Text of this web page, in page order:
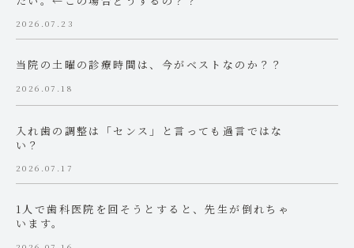
2026.07.23
当院の土曜の診療時間は、今がベストなのか？？
2026.07.18
入れ歯の調整は「センス」と言っても過言ではな
い？
2026.07.17
1人で歯科医院を回そうとすると、先生が倒れちゃ
います。